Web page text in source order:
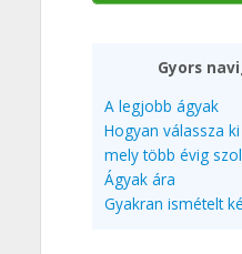
Gyors
A legjobb ágyak
Hogyan válassza
mely több évig
Ágyak ára
Gyakran ismételt